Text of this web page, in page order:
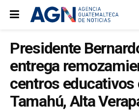
Presidente
entrega
centros educativos
Tamahú, Alta